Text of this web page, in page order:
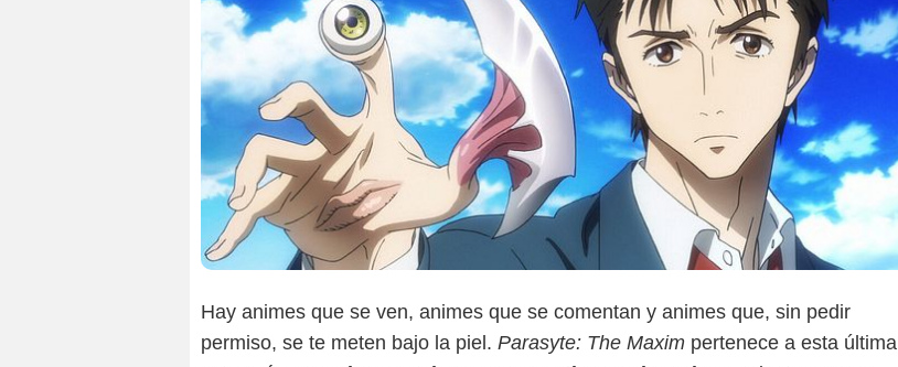
Hay animes que se ven, animes que se comentan y animes que, sin pedir
permiso, se te meten bajo la piel. Parasyte: The Maxim pertenece a esta última